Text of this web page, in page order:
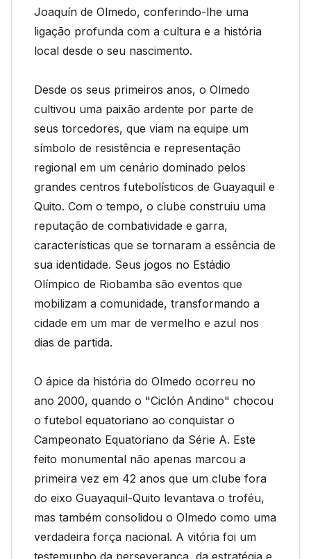
Joaquín de Olmedo, conferindo-lhe uma
ligação profunda com a cultura e a história
local desde o seu nascimento.
Desde os seus primeiros anos, o Olmedo
cultivou uma paixão ardente por parte de
seus torcedores, que viam na equipe um
símbolo de resistência e representação
regional em um cenário dominado pelos
grandes centros futebolísticos de Guayaquil e
Quito. Com o tempo, o clube construiu uma
reputação de combatividade e garra,
características que se tornaram a essência de
sua identidade. Seus jogos no Estádio
Olímpico de Riobamba são eventos que
mobilizam a comunidade, transformando a
cidade em um mar de vermelho e azul nos
dias de partida.
O ápice da história do Olmedo ocorreu no
ano 2000, quando o "Ciclón Andino" chocou
o futebol equatoriano ao conquistar o
Campeonato Equatoriano da Série A. Este
feito monumental não apenas marcou a
primeira vez em 42 anos que um clube fora
do eixo Guayaquil-Quito levantava o troféu,
mas também consolidou o Olmedo como uma
verdadeira força nacional. A vitória foi um
testemunho da perseverança, da estratégia e